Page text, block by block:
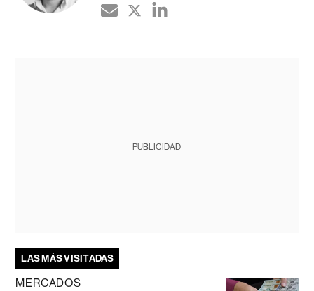
PUBLICIDAD
LAS MÁS VISITADAS
MERCADOS